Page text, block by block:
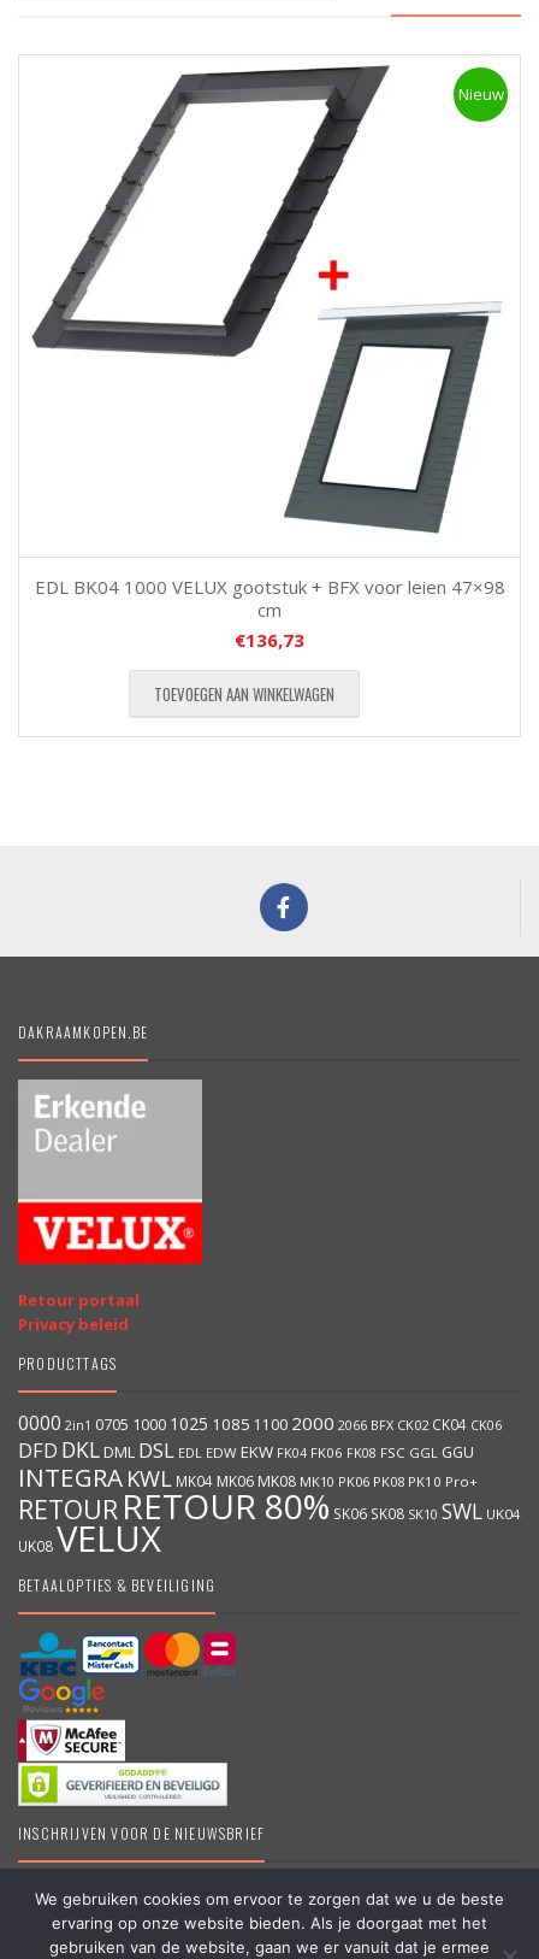
Nieuw
EDL BK04 1000 VELUX gootstuk + BFX voor leien 47×98
cm
€136,73
TOEVOEGEN AAN WINKELWAGEN
DAKRAAMKOPEN.BE
Retour portaal
Privacy beleid
PRODUCTTAGS
0000 2in1 0705 1000 1025 1085 1100 2000 2066 BFX CK02 CK04 CK06
DFD DKL DML DSL EDL EDW EKW FK04 FK06 FK08 FSC GGL GGU
INTEGRA KWL MK04 MK06 MK08 MK10 PK06 PK08 PK10 Pro+
RETOUR RETOUR 80% SK06 SK08 SK10 SWL UK04
UK08VELUX
BETAALOPTIES & BEVEILIGING
INSCHRIJVEN VOOR DE NIEUWSBRIEF
DakraamKopen.be – Erkend VELUX dealer – Grootste online VELUX
We gebruiken cookies om ervoor te zorgen dat we u de beste
ervaring op onze website bieden. Als je doorgaat met het
gebruiken van de website, gaan we er vanuit dat je ermee